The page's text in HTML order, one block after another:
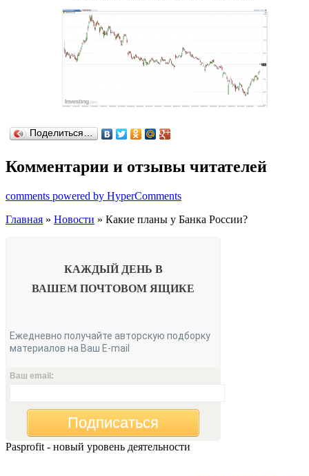
Поделиться…
Комментарии и отзывы читателей
comments powered by HyperComments
Главная » Новости » Какие планы у Банка России?
КАЖДЫЙ ДЕНЬ В
ВАШЕМ ПОЧТОВОМ ЯЩИКЕ
Ежедневно получайте авторскую подборку
материалов на Ваш E-mail
Ваш email:
Подписаться
Pasprofit - новый уровень деятельности